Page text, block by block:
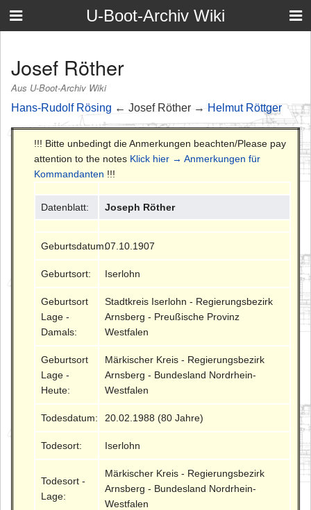
U-Boot-Archiv Wiki
Josef Röther
Aus U-Boot-Archiv Wiki
Hans-Rudolf Rösing ← Josef Röther → Helmut Röttger
!!! Bitte unbedingt die Anmerkungen beachten/Please pay
attention to the notes Klick hier → Anmerkungen für
Kommandanten !!!
Datenblatt: Joseph Röther
Geburtsdatum:07.10.1907
Geburtsort: Iserlohn
Geburtsort
Lage -
Damals:
Stadtkreis Iserlohn - Regierungsbezirk
Arnsberg - Preußische Provinz
Westfalen
Geburtsort
Lage -
Heute:
Märkischer Kreis - Regierungsbezirk
Arnsberg - Bundesland Nordrhein-
Westfalen
Todesdatum: 20.02.1988 (80 Jahre)
Todesort: Iserlohn
Todesort -
Lage:
Märkischer Kreis - Regierungsbezirk
Arnsberg - Bundesland Nordrhein-
Westfalen